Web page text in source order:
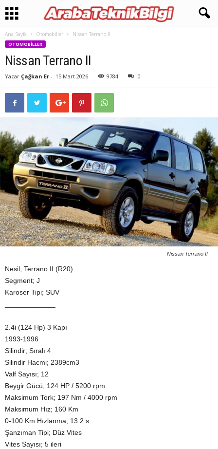
Ana Sayfa Otomobiller Nissan Terrano II
OTOMOBILLER
Nissan Terrano II
Yazar Çağkan Er - 15 Mart 2026 9784 0
Nissan Terrano II
Nesil; Terrano II (R20)
Segment; J
Karoser Tipi; SUV
2.4i (124 Hp) 3 Kapı
1993-1996
Silindir; Sıralı 4
Silindir Hacmi; 2389cm3
Valf Sayısı; 12
Beygir Gücü; 124 HP / 5200 rpm
Maksimum Tork; 197 Nm / 4000 rpm
Maksimum Hız; 160 Km
0-100 Km Hızlanma; 13.2 s
Şanzıman Tipi; Düz Vites
Vites Sayısı; 5 ileri